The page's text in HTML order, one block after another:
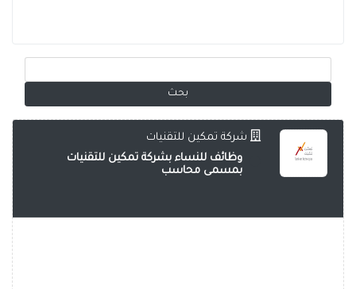
شركة تمكين للتقنيات
وظائف للنساء بشركة تمكين للتقنيات
بمسمى محاسب